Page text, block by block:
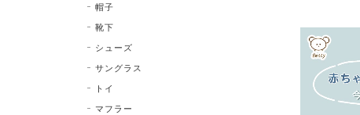
帽子
靴下
シューズ
サングラス
トイ
マフラー